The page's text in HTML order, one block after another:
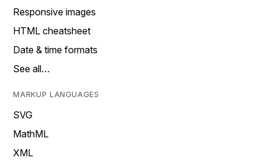
Responsive images
HTML cheatsheet
Date & time formats
See all…
MARKUP LANGUAGES
SVG
MathML
XML